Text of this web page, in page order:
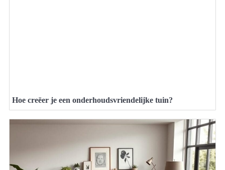
Hoe creëer je een onderhoudsvriendelijke tuin?